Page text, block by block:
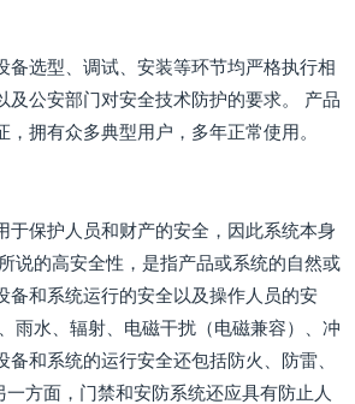
备选型、调试、安装等环节均严格执行相
及公安部门对安全技术防护的要求。 产品
，拥有众多典型用户，多年正常使用。
于保护人员和财产的安全，因此系统本身
说的高安全性，是指产品或系统的自然或
备和系统运行的安全以及操作人员的安
雨水、辐射、电磁干扰（电磁兼容）、冲
和系统的运行安全还包括防火、防雷、
方面，门禁和安防系统还应具有防止人